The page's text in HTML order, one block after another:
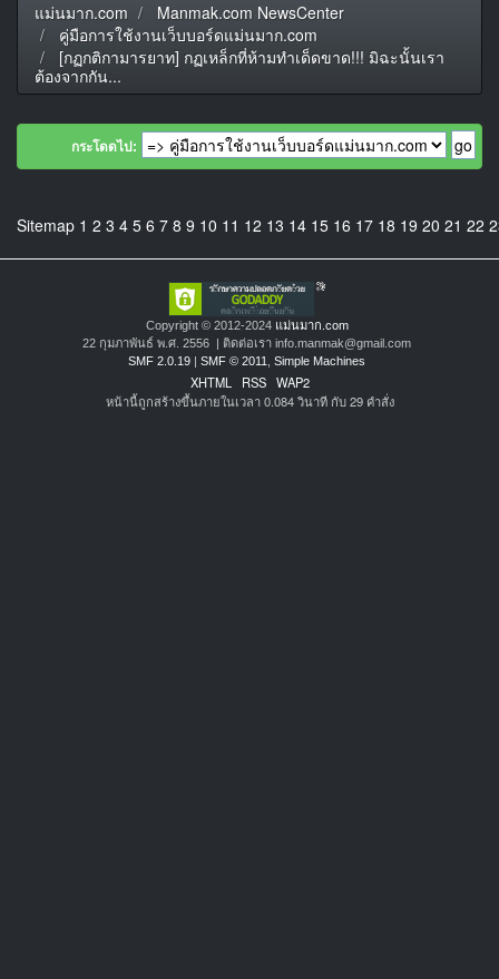
แม่นมาก.com
Manmak.com NewsCenter
คู่มือการใช้งานเว็บบอร์ดแม่นมาก.com
[กฏกติกามารยาท] กฏเหล็กที่ห้ามทำเด็ดขาด!!! มิฉะนั้นเรา
ต้องจากกัน...
กระโดดไป:
Sitemap 1 2 3 4 5 6 7 8 9 10 11 12 13 14 15 16 17 18 19 20 21 22
Copyright © 2012-2024 แม่นมาก.com
22 กุมภาพันธ์ พ.ศ. 2556 | ติดต่อเรา info.manmak@gmail.com
SMF 2.0.19 | SMF © 2011 Simple Machines
XHTML RSS WAP2
หน้านี้ถูกสร้างขึ้นภายในเวลา 0.084 วินาที กับ 29 คำสั่ง